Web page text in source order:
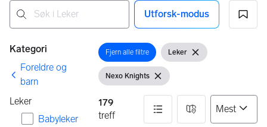
Utforsk-modus
Filtre
Kategori
Foreldre og
barn
Leker
Babyleker
Åpne filter
Fjern alle filtre Vis filter
Leker Fjern filter
Vis filter
Nexo Knights Fjern filter
179
treff